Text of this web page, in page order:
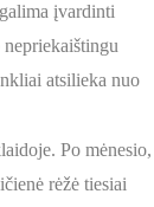
įvardinti
atsilieka nuo
Po mėnesio,
rėžė tiesiai